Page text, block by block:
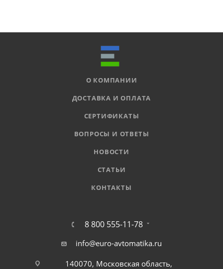
О КОМПАНИИ
ДОСТАВКА И ОПЛАТА
СЕРТИФИКАТЫ
ВОПРОСЫ И ОТВЕТЫ
НОВОСТИ
СТАТЬИ
КОНТАКТЫ
8 800 555-11-78
info@euro-avtomatika.ru
140070, Московская область,